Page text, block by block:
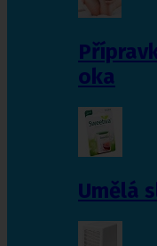
oka
Umělá